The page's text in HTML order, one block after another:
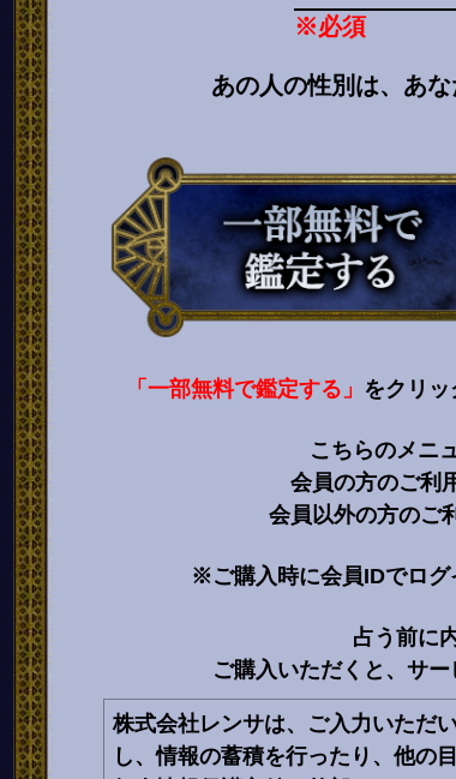
※必須
あの人の性別は、あ
「一部無料で鑑定する」 をクリッ
こちらのメニ
会員の方のご利
会員以外の方のご
※ご購入時に会員IDでログ
占う前に
ご購入いただくと、サ
株式会社レンサは、ご入力いただ
し、情報の蓄積を行ったり、他の